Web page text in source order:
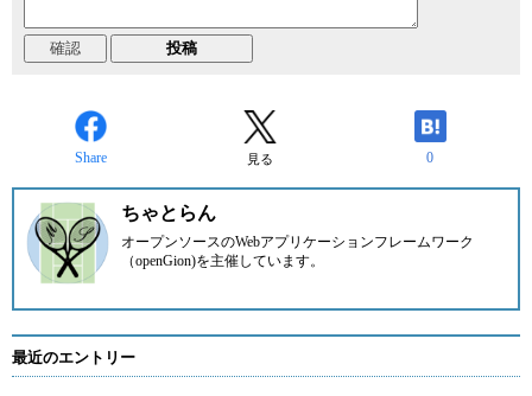
Share 見る 0
ちゃとらん
オープンソースのWebアプリケーションフレームワーク
（openGion)を主催しています。
最近のエントリー